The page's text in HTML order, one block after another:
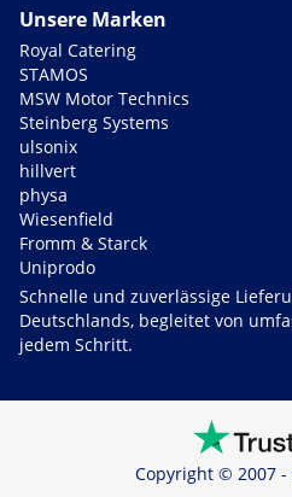
Unsere Marken
Royal Catering
STAMOS
MSW Motor Technics
Steinberg Systems
ulsonix
hillvert
physa
Wiesenfield
Fromm & Starck
Uniprodo
Schnelle und zuverlässige
Deutschlands, begleitet von
jedem Schritt.
Copyright © 2007 -